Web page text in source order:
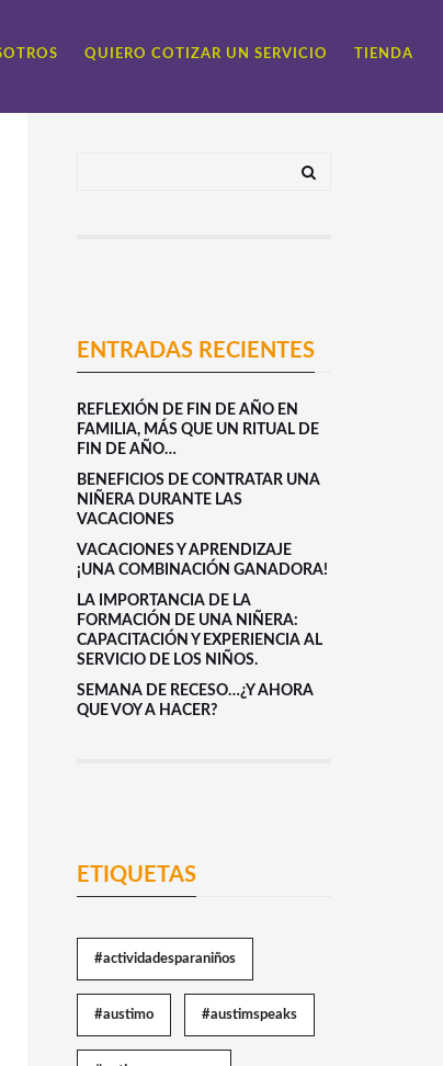
QUIERO COTIZAR UN SERVICIO TIENDA
ENTRADAS RECIENTES
REFLEXIÓN DE FIN DE AÑO EN
FAMILIA, MÁS QUE UN RITUAL DE
FIN DE AÑO…
BENEFICIOS DE CONTRATAR UNA
NIÑERA DURANTE LAS
VACACIONES
VACACIONES Y APRENDIZAJE
¡UNA COMBINACIÓN GANADORA!
LA IMPORTANCIA DE LA
FORMACIÓN DE UNA NIÑERA:
CAPACITACIÓN Y EXPERIENCIA AL
SERVICIO DE LOS NIÑOS.
SEMANA DE RECESO…¿Y AHORA
QUE VOY A HACER?
ETIQUETAS
#actividadesparaniños
#austimo #austimspeaks